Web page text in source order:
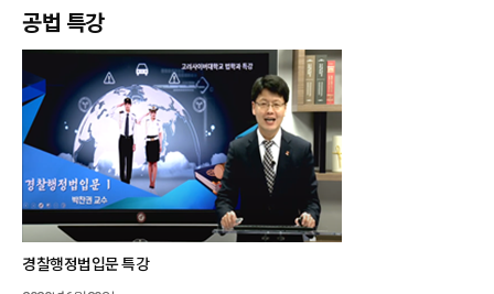
공법 특강
경찰행정법입문 특강